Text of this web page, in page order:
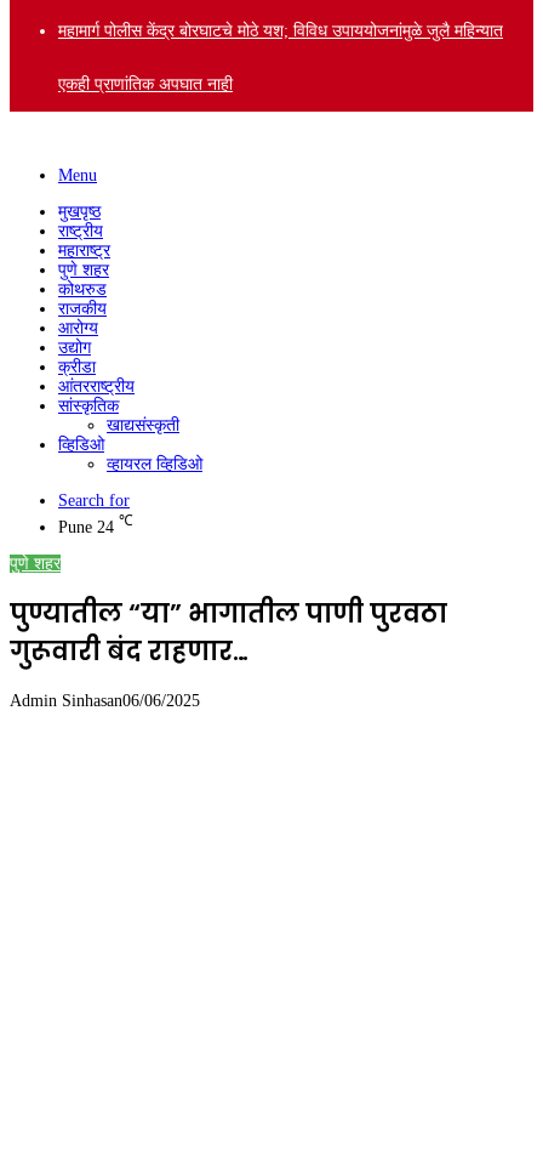
महामार्ग पोलीस केंद्र बोरघाटचे मोठे यश; विविध उपाययोजनांमुळे जुलै महिन्यात
एकही प्राणांतिक अपघात नाही
Menu
मुखपृष्ठ
राष्ट्रीय
महाराष्ट्र
पुणे शहर
कोथरुड
राजकीय
आरोग्य
उद्योग
क्रीडा
आंतरराष्ट्रीय
सांस्कृतिक
खाद्यसंस्कृती
व्हिडिओ
व्हायरल व्हिडिओ
Search for
Pune 24 ℃
पुणे शहर
पुण्यातील “या” भागातील पाणी पुरवठा
गुरूवारी बंद राहणार…
Admin Sinhasan06/06/2025